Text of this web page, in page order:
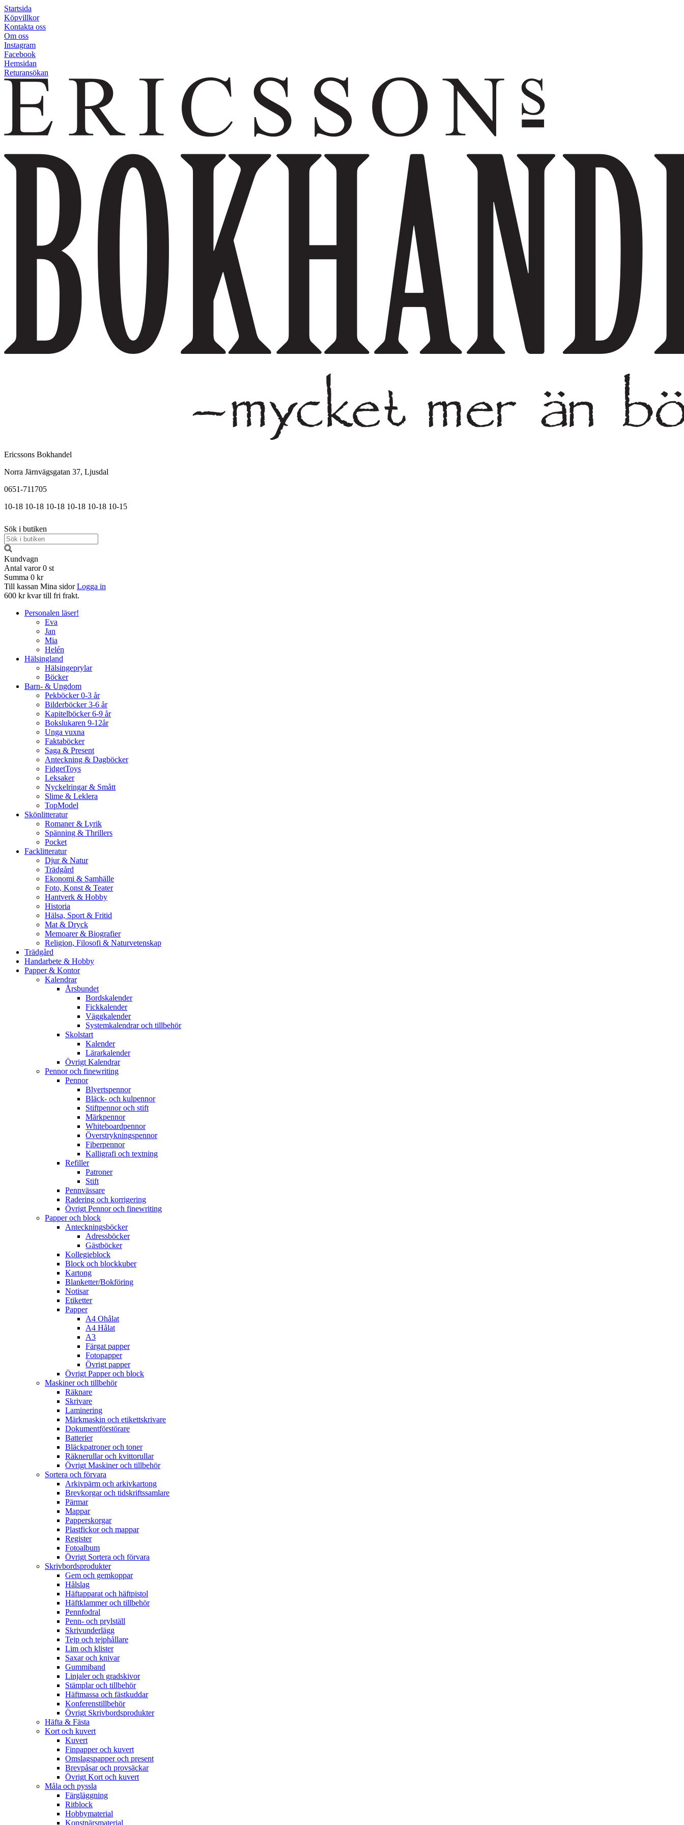
Startsida
Köpvillkor
Kontakta oss
Om oss
Instagram
Facebook
Hemsidan
Returansökan
Ericssons Bokhandel
Norra Järnvägsgatan 37, Ljusdal
0651-711705
10-18 10-18 10-18 10-18 10-18 10-15
Sök i butiken
Kundvagn
Antal varor 0 st
Summa 0 kr
Till kassan Mina sidor Logga in
600 kr kvar till fri frakt.
Personalen läser!
Eva
Jan
Mia
Helén
Hälsingland
Hälsingeprylar
Böcker
Barn- & Ungdom
Pekböcker 0-3 år
Bilderböcker 3-6 år
Kapitelböcker 6-9 år
Bokslukaren 9-12år
Unga vuxna
Faktaböcker
Saga & Present
Anteckning & Dagböcker
FidgetToys
Leksaker
Nyckelringar & Smått
Slime & Leklera
TopModel
Skönlitteratur
Romaner & Lyrik
Spänning & Thrillers
Pocket
Facklitteratur
Djur & Natur
Trädgård
Ekonomi & Samhälle
Foto, Konst & Teater
Hantverk & Hobby
Historia
Hälsa, Sport & Fritid
Mat & Dryck
Memoarer & Biografier
Religion, Filosofi & Naturvetenskap
Trädgård
Handarbete & Hobby
Papper & Kontor
Kalendrar
Årsbundet
Bordskalender
Fickkalender
Väggkalender
Systemkalendrar och tillbehör
Skolstart
Kalender
Lärarkalender
Övrigt Kalendrar
Pennor och finewriting
Pennor
Blyertspennor
Bläck- och kulpennor
Stiftpennor och stift
Märkpennor
Whiteboardpennor
Överstrykningspennor
Fiberpennor
Kalligrafi och textning
Refiller
Patroner
Stift
Pennvässare
Radering och korrigering
Övrigt Pennor och finewriting
Papper och block
Anteckningsböcker
Adressböcker
Gästböcker
Kollegieblock
Block och blockkuber
Kartong
Blanketter/Bokföring
Notisar
Etiketter
Papper
A4 Ohålat
A4 Hålat
A3
Färgat papper
Fotopapper
Övrigt papper
Övrigt Papper och block
Maskiner och tillbehör
Räknare
Skrivare
Laminering
Märkmaskin och etikettskrivare
Dokumentförstörare
Batterier
Bläckpatroner och toner
Räknerullar och kvittorullar
Övrigt Maskiner och tillbehör
Sortera och förvara
Arkivpärm och arkivkartong
Brevkorgar och tidskriftssamlare
Pärmar
Mappar
Papperskorgar
Plastfickor och mappar
Register
Fotoalbum
Övrigt Sortera och förvara
Skrivbordsprodukter
Gem och gemkoppar
Hålslag
Häftapparat och häftpistol
Häftklammer och tillbehör
Pennfodral
Penn- och prylställ
Skrivunderlägg
Tejp och tejphållare
Lim och klister
Saxar och knivar
Gummiband
Linjaler och gradskivor
Stämplar och tillbehör
Häftmassa och fästkuddar
Konferenstillbehör
Övrigt Skrivbordsprodukter
Häfta & Fästa
Kort och kuvert
Kuvert
Finpapper och kuvert
Omslagspapper och present
Brevpåsar och provsäckar
Övrigt Kort och kuvert
Måla och pyssla
Färgläggning
Ritblock
Hobbymaterial
Konstnärsmaterial